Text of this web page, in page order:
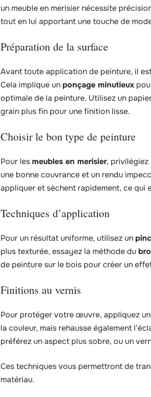
un meuble en merisier nécessite
tout en lui apportant une touche de
Préparation de la surface
Avant toute application de peinture, il
Cela implique unponçage minutieux
optimale de la peinture. Utilisez un
grain plus fin pour une finition lisse.
Choisir le bon type de peinture
Pour lesmeubles en merisier, privilégiez
une bonne couvrance et un rendu
appliquer et sèchent rapidement, ce qui
Techniques d’application
Pour un résultat uniforme, utilisez un
plus texturée, essayez la méthode du
de peinture sur le bois pour créer un
Finitions au vernis
Pour protéger votre œuvre, appliquez
la couleur, mais rehausse également
préférez un aspect plus sobre, ou un
Ces techniques vous permettront de
matériau.